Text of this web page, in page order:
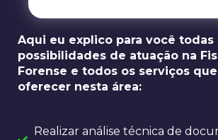
Aqui eu explico para você todas
possibilidades de atuação na
Forense e todos os serviços
oferecer nesta área:
Realizar análise técnica de